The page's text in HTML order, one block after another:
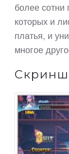
более сотни
которых и
платья, и
многое